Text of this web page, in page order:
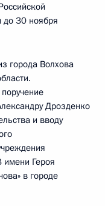
30 ноября
города Волхова
Дрозденко
и вводу
имени Героя
в городе